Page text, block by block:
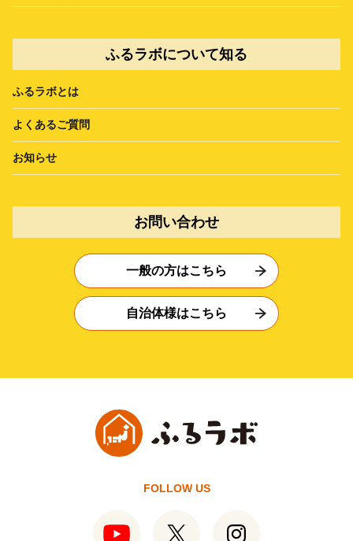
ふるラボについて知る
ふるラボとは
よくあるご質問
お知らせ
お問い合わせ
一般の方はこちら
自治体様はこちら
FOLLOW US